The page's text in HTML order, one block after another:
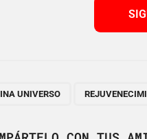
UNIVERSO